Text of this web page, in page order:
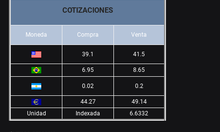
COTIZACIONES
Moneda Compra Venta
39.1 41.5
6.95 8.65
0.02 0.2
44.27
49.14
Unidad
Indexada 6.6332